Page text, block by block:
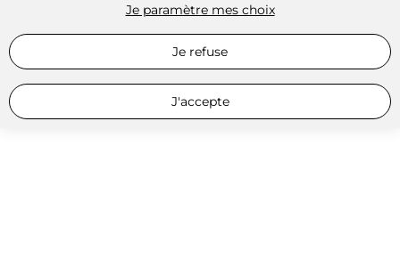
Je paramètre mes choix
Je refuse
J'accepte